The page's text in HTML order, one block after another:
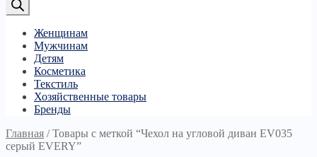
Женщинам
Мужчинам
Детям
Косметика
Текстиль
Хозяйственные товары
Бренды
Главная /Товары с меткой “Чехол на угловой диван EV035
серый EVERY”